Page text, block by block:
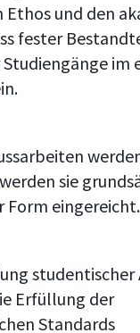
Ethos und den
fester
im
sie
Form eingereicht.
Erfüllung der
Standards